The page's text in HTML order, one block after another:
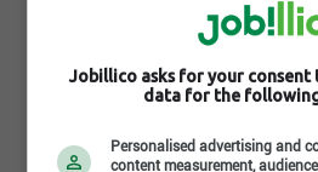
Vous êtes titulaire d'un
mécanique ou aérospatial.
Vous avez un minimum de
d'expérience pertinente
MAP/MRB).
conception / In-Service
Offre d'emploi | Sterling
Jobillico asks for your consent
data for the
Personalised advertising and
content measurement,